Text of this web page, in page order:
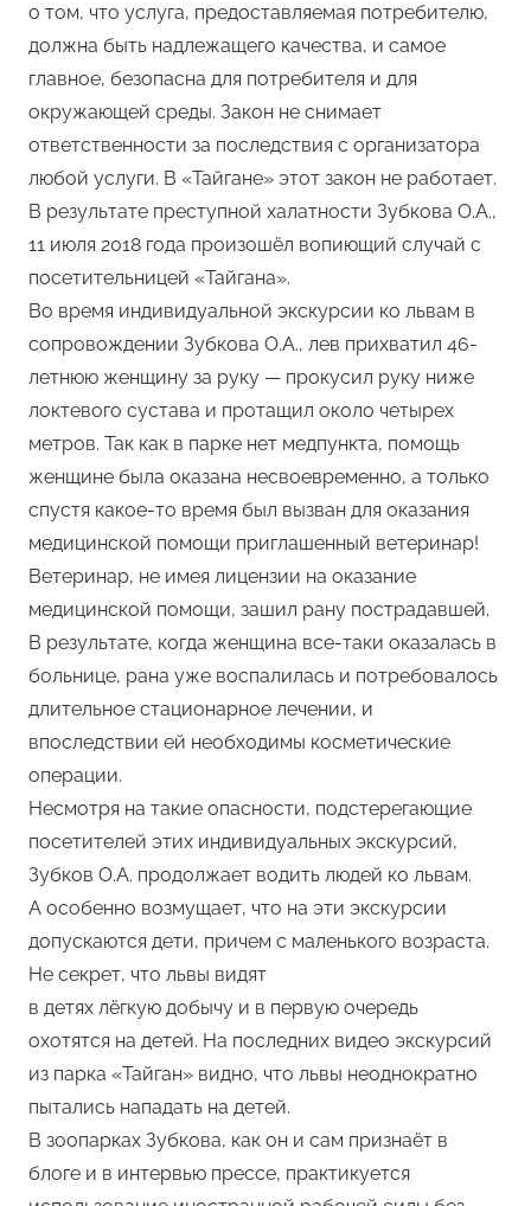
о том, что услуга, предоставляемая потребителю,
должна быть надлежащего качества, и самое
главное, безопасна для потребителя и для
окружающей среды. Закон не снимает
ответственности за последствия с организатора
любой услуги. В «Тайгане» этот закон не работает.
В результате преступной халатности Зубкова О.А.,
11 июля 2018 года произошёл вопиющий случай с
посетительницей «Тайгана».
Во время индивидуальной экскурсии ко львам в
сопровождении Зубкова О.А., лев прихватил 46-
летнюю женщину за руку — прокусил руку ниже
локтевого сустава и протащил около четырех
метров. Так как в парке нет медпункта, помощь
женщине была оказана несвоевременно, а только
спустя какое-то время был вызван для оказания
медицинской помощи приглашенный ветеринар!
Ветеринар, не имея лицензии на оказание
медицинской помощи, зашил рану пострадавшей.
В результате, когда женщина все-таки оказалась в
больнице, рана уже воспалилась и потребовалось
длительное стационарное лечении, и
впоследствии ей необходимы косметические
операции.
Несмотря на такие опасности, подстерегающие
посетителей этих индивидуальных экскурсий,
Зубков О.А. продолжает водить людей ко львам.
А особенно возмущает, что на эти экскурсии
допускаются дети, причем с маленького возраста.
Не секрет, что львы видят
в детях лёгкую добычу и в первую очередь
охотятся на детей. На последних видео экскурсий
из парка «Тайган» видно, что львы неоднократно
пытались нападать на детей.
В зоопарках Зубкова, как он и сам признаёт в
блоге и в интервью прессе, практикуется